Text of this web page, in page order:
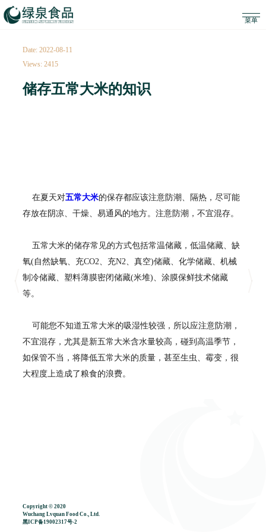
Date: 2022-08-11
Views: 2415
储存五常大米的知识
在夏天对五常大米的保存都应该注意防潮、隔热，尽可能
存放在阴凉、干燥、易通风的地方。注意防潮，不宜混存。
五常大米的储存常见的方式包括常温储藏，低温储藏、缺
氧(自然缺氧、充CO2、充N2、真空)储藏、化学储藏、机械
制冷储藏、塑料薄膜密闭储藏(米堆)、涂膜保鲜技术储藏
等。
可能您不知道五常大米的吸湿性较强，所以应注意防潮，
不宜混存，尤其是新五常大米含水量较高，碰到高温季节，
如保管不当，将降低五常大米的质量，甚至生虫、霉变，很
大程度上造成了粮食的浪费。
Copyright © 2020
Wuchang Lvquan Food Co., Ltd.
黑ICP备19002317号-2